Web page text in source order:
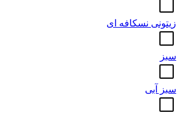
زیتونی نسکافه ای
سبز
سبز آبی